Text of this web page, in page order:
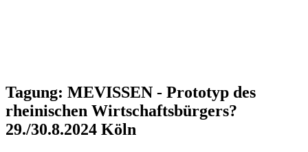
Tagung: MEVISSEN - Prototyp des
rheinischen Wirtschaftsbürgers?
29./30.8.2024 Köln